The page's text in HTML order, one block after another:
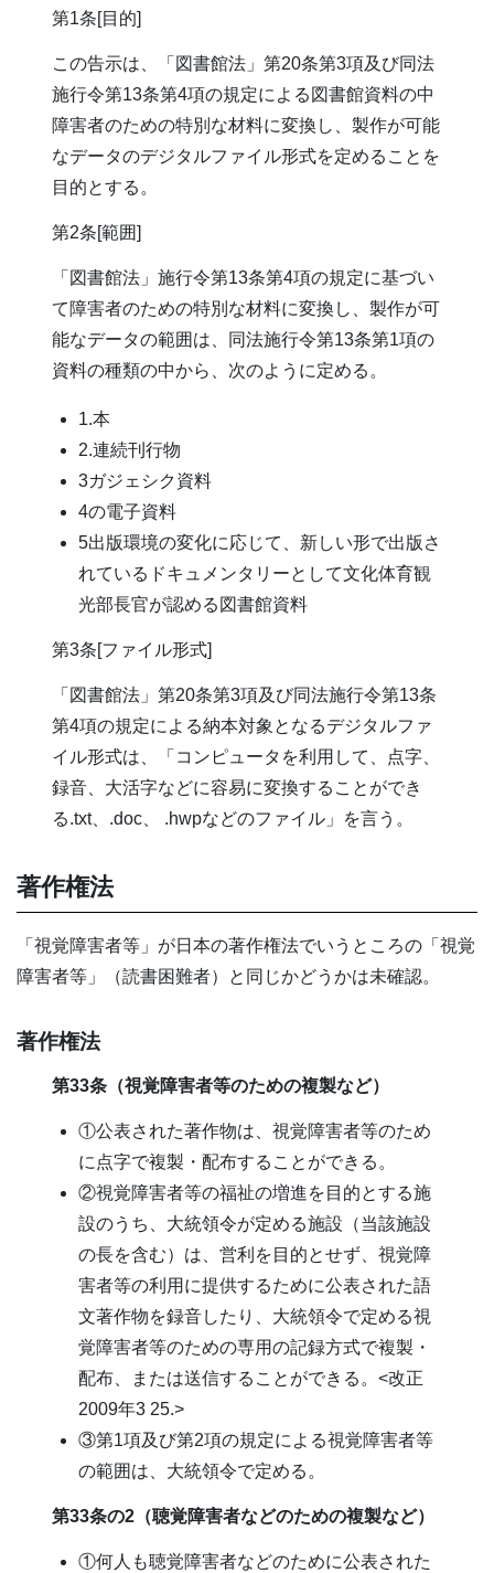
第1条[目的]
この告示は、「図書館法」第20条第3項及び同法
施行令第13条第4項の規定による図書館資料の中
障害者のための特別な材料に変換し、製作が可能
なデータのデジタルファイル形式を定めることを
目的とする。
第2条[範囲]
「図書館法」施行令第13条第4項の規定に基づい
て障害者のための特別な材料に変換し、製作が可
能なデータの範囲は、同法施行令第13条第1項の
資料の種類の中から、次のように定める。
1.本
2.連続刊行物
3ガジェシク資料
4の電子資料
5出版環境の変化に応じて、新しい形で出版さ
れているドキュメンタリーとして文化体育観
光部長官が認める図書館資料
第3条[ファイル形式]
「図書館法」第20条第3項及び同法施行令第13条
第4項の規定による納本対象となるデジタルファ
イル形式は、「コンピュータを利用して、点字、
録音、大活字などに容易に変換することができ
る.txt、.doc、 .hwpなどのファイル」を言う。
著作権法
「視覚障害者等」が日本の著作権法でいうところの「視覚
障害者等」（読書困難者）と同じかどうかは未確認。
著作権法
第33条（視覚障害者等のための複製など）
①公表された著作物は、視覚障害者等のため
に点字で複製・配布することができる。
②視覚障害者等の福祉の増進を目的とする施
設のうち、大統領令が定める施設（当該施設
の長を含む）は、営利を目的とせず、視覚障
害者等の利用に提供するために公表された語
文著作物を録音したり、大統領令で定める視
覚障害者等のための専用の記録方式で複製・
配布、または送信することができる。<改正
2009年3 25.>
③第1項及び第2項の規定による視覚障害者等
の範囲は、大統領令で定める。
第33条の2（聴覚障害者などのための複製など）
①何人も聴覚障害者などのために公表された